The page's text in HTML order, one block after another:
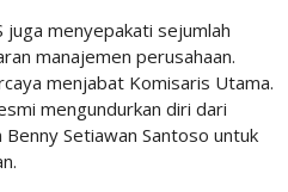
juga menyepakati sejumlah
manajemen perusahaan.
menjabat Komisaris Utama.
mengundurkan diri dari
Setiawan Santoso untuk